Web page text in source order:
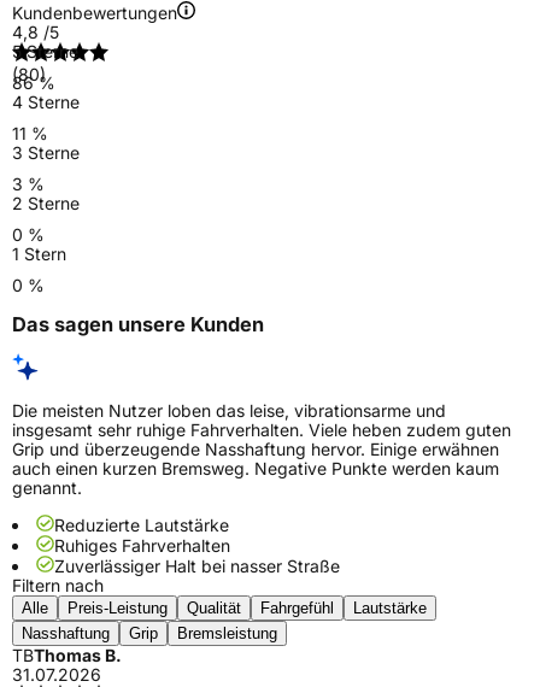
Kundenbewertungen
4,8 /5
(80)
5 Sterne
86 %
4 Sterne
11 %
3 Sterne
3 %
2 Sterne
0 %
1 Stern
0 %
Das sagen unsere Kunden
Die meisten Nutzer loben das leise, vibrationsarme und
insgesamt sehr ruhige Fahrverhalten. Viele heben zudem guten
Grip und überzeugende Nasshaftung hervor. Einige erwähnen
auch einen kurzen Bremsweg. Negative Punkte werden kaum
genannt.
Reduzierte Lautstärke
Ruhiges Fahrverhalten
Zuverlässiger Halt bei nasser Straße
Filtern nach
Alle Preis-Leistung Qualität Fahrgefühl
Lautstärke
Nasshaftung
Grip Bremsleistung
TBThomas B.
31.07.2026